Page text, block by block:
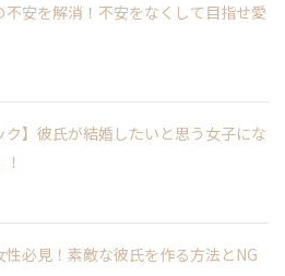
不安を解消！不安をなくして目指せ愛
ク】彼氏が結婚したいと思う女子にな
必見！素敵な彼氏を作る方法とNG